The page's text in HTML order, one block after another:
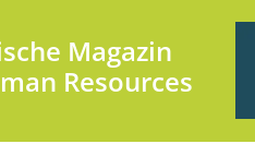
Magazin
Resources